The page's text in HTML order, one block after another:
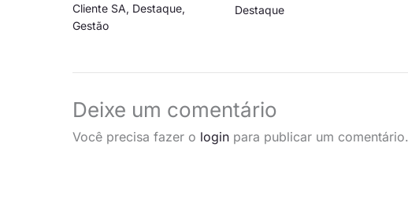
Cliente SA, Destaque,
Gestão
Destaque
Deixe um comentário
Você precisa fazer o login para publicar um comentário.